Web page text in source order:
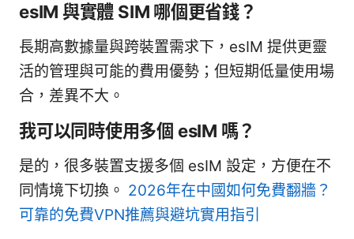
esIM 與實體 SIM 哪個更省錢？
長期高數據量與跨裝置需求下，esIM 提供更靈
活的管理與可能的費用優勢；但短期低量使用場
合，差異不大。
我可以同時使用多個 esIM 嗎？
是的，很多裝置支援多個 esIM 設定，方便在不
同情境下切換。 2026年在中國如何免費翻牆？
可靠的免費VPN推薦與避坑實用指引